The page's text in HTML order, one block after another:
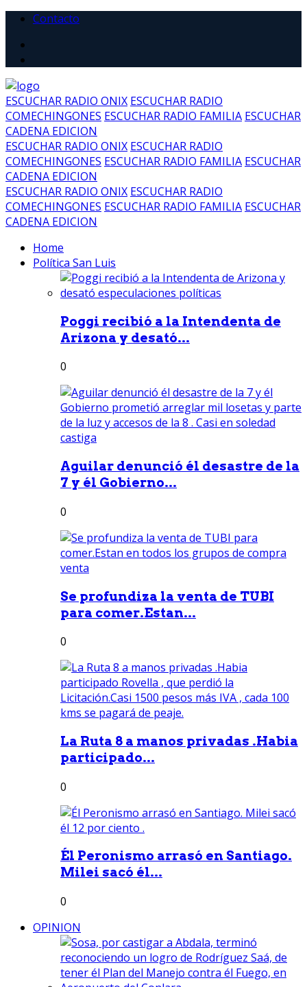
Contacto
ESCUCHAR RADIO ONIX ESCUCHAR RADIO
COMECHINGONES ESCUCHAR RADIO FAMILIA ESCUCHAR
CADENA EDICION
ESCUCHAR RADIO ONIX ESCUCHAR RADIO
COMECHINGONES ESCUCHAR RADIO FAMILIA ESCUCHAR
CADENA EDICION
ESCUCHAR RADIO ONIX ESCUCHAR RADIO
COMECHINGONES ESCUCHAR RADIO FAMILIA ESCUCHAR
CADENA EDICION
Home
Política San Luis
Poggi recibió a la Intendenta de
Arizona y desató...
0
Aguilar denunció él desastre de la
7 y él Gobierno...
0
Se profundiza la venta de TUBI
para comer.Estan...
0
La Ruta 8 a manos privadas .Habia
participado...
0
Él Peronismo arrasó en Santiago.
Milei sacó él...
0
OPINION